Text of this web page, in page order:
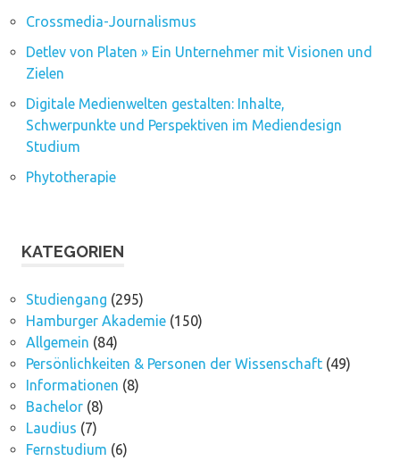
Crossmedia-Journalismus
Detlev von Platen » Ein Unternehmer mit Visionen und
Zielen
Digitale Medienwelten gestalten: Inhalte,
Schwerpunkte und Perspektiven im Mediendesign
Studium
Phytotherapie
KATEGORIEN
Studiengang (295)
Hamburger Akademie(150)
Allgemein (84)
Persönlichkeiten & Personen der Wissenschaft(49)
Informationen (8)
Bachelor(8)
Laudius (7)
Fernstudium (6)